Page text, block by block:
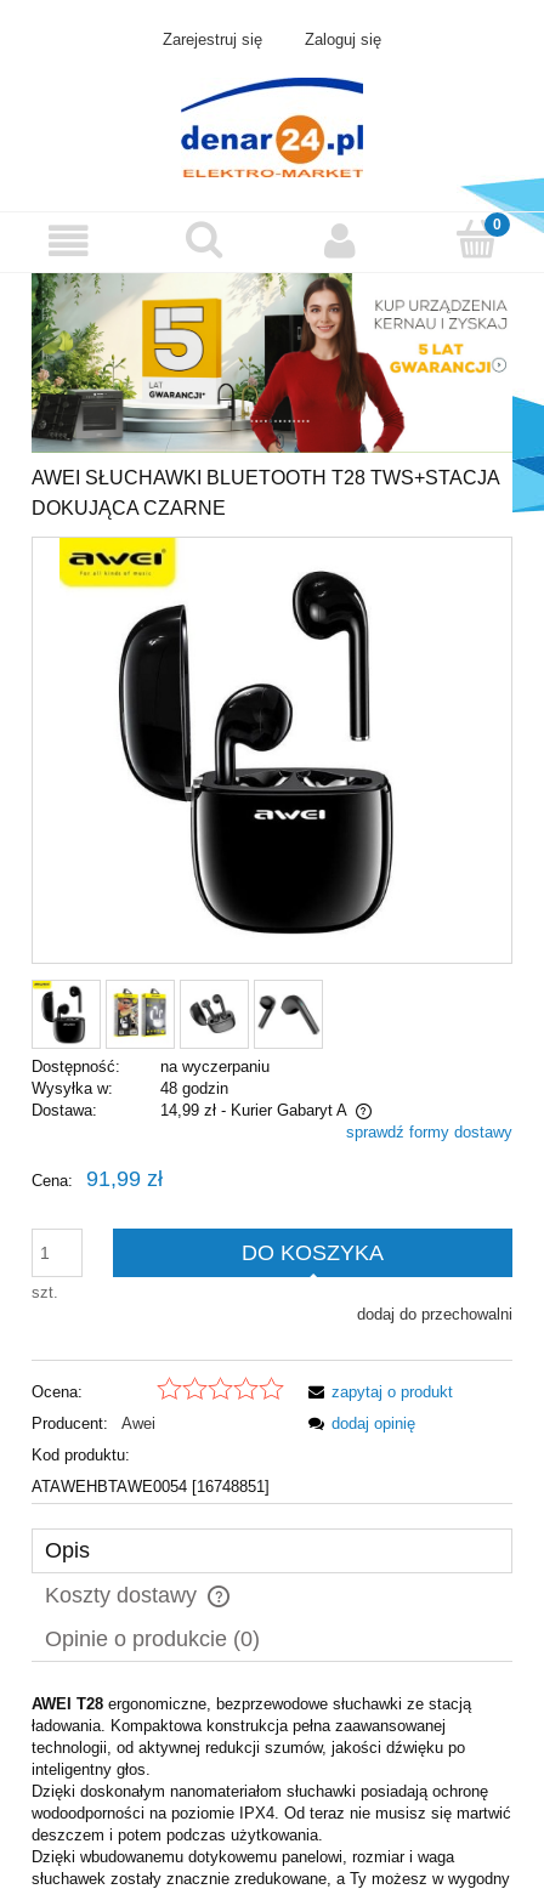
Zarejestruj się Zaloguj się
AWEI SŁUCHAWKI BLUETOOTH T28 TWS+STACJA
DOKUJĄCA CZARNE
Dostępność:
na wyczerpaniu
Wysyłka w:
48 godzin
Dostawa:
14,99 zł - Kurier Gabaryt A
Cena nie zawiera ewentualnych kosztów płatnościsprawdź formy dostawy
Cena: 91,99 zł
szt.
DO KOSZYKA
dodaj do przechowalni
Ocena:
Producent:
Awei
Kod produktu:
ATAWEHBTAWE0054 [16748851]
zapytaj o produkt
dodaj opinię
Opis
Koszty dostawy
Cena nie zawiera ewentualnych kosztów płatności
Opinie o produkcie (0)
AWEI T28 ergonomiczne, bezprzewodowe słuchawki ze stacją
ładowania. Kompaktowa konstrukcja pełna zaawansowanej
technologii, od aktywnej redukcji szumów, jakości dźwięku po
inteligentny głos.
Dzięki doskonałym nanomateriałom słuchawki posiadają ochronę
wodoodporności na poziomie IPX4. Od teraz nie musisz się martwić
deszczem i potem podczas użytkowania.
Dzięki wbudowanemu dotykowemu panelowi, rozmiar i waga
słuchawek zostały znacznie zredukowane, a Ty możesz w wygodny